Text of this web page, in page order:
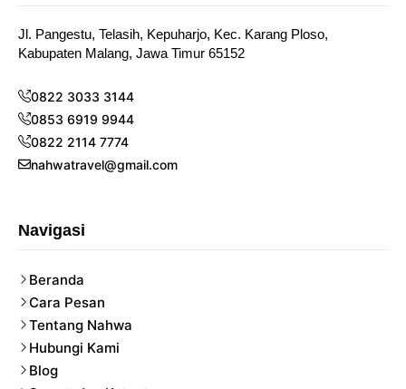
Jl. Pangestu, Telasih, Kepuharjo, Kec. Karang Ploso,
Kabupaten Malang, Jawa Timur 65152
0822 3033 3144
0853 6919 9944
0822 2114 7774
nahwatravel@gmail.com
Navigasi
Beranda
Cara Pesan
Tentang Nahwa
Hubungi Kami
Blog